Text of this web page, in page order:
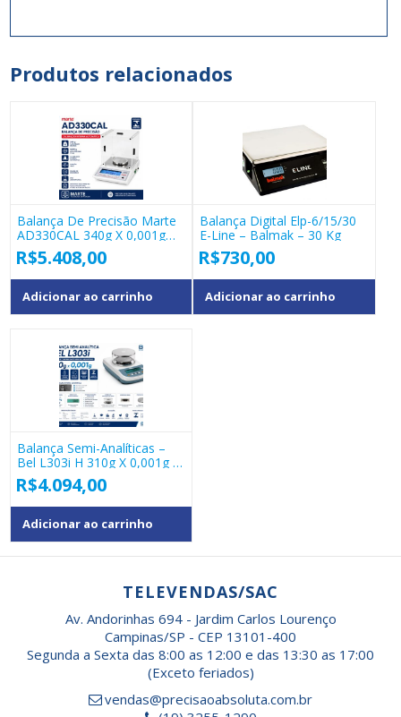
Produtos relacionados
Balança De Precisão Marte
AD330CAL 340g X 0,001g
Calibração Interna
R$5.408,00
Adicionar ao carrinho
Balança Digital Elp-6/15/30
E-Line – Balmak – 30 Kg
R$730,00
Adicionar ao carrinho
Balança Semi-Analíticas –
Bel L303i H 310g X 0,001g –
Bel
R$4.094,00
Adicionar ao carrinho
TELEVENDAS/SAC
Av. Andorinhas 694 - Jardim Carlos Lourenço
Campinas/SP - CEP 13101-400
Segunda a Sexta das 8:00 as 12:00 e das 13:30 as 17:00
(Exceto feriados)
vendas@precisaoabsoluta.com.br